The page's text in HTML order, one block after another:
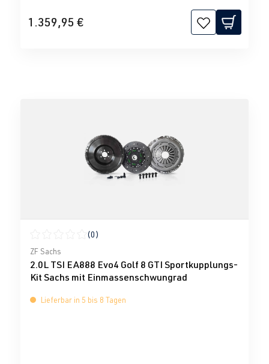
1.359,95 €
Durchschnittliche Bewertung von 0 von 5 Sternen
(0)
ZF Sachs
2.0L TSI EA888 Evo4 Golf 8 GTI Sportkupplungs-
Kit Sachs mit Einmassenschwungrad
Lieferbar in 5 bis 8 Tagen